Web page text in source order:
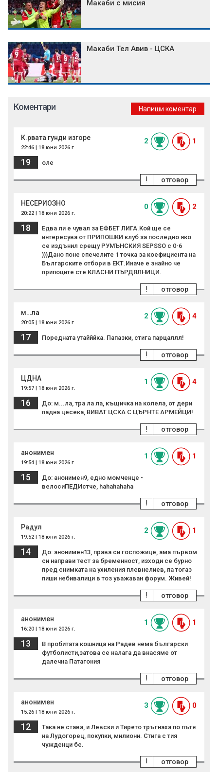
Макаби с мисия
Макаби Тел Авив - ЦСКА
Коментари Напиши коментар
К.рвата гунди изгоре
22:46 | 18 юни 2026 г.
2 1
19 оле
отговор
!
НЕСЕРИОЗНО
20:22 | 18 юни 2026 г.
0 2
18
Едва ли е чувал за ЕФБЕТ ЛИГА.Кой ще се
интересува от ПРИПОШКИ клуб за последно яко
се издънил срещу РУМЪНСКИЯ SEPSSO с 0-6
)))Дано поне спечелите 1 точка за коефициента на
Българските отбори в ЕКТ.Иначе е знайно че
припоците сте КЛАСНИ ПЪРДЯЛНИЦИ.
отговор
!
м…ла
20:05 | 18 юни 2026 г.
2 4
17 Поредната утайййка. Папазки, стига парцаллл!
отговор
!
ЦДНА
19:57 | 18 юни 2026 г.
1 4
16
До: м...ла, тра ла ла, къщичка на колела, от дери
падна цесека, ВИВАТ ЦСКА С ЦЪРНТЕ АРМЕЙЦИ!
отговор
!
анонимен
19:54 | 18 юни 2026 г.
1 1
15
До: анонимен9, едно момченце -
велосиПЕДИстче, hahahahaha
отговор
!
Радул
19:52 | 18 юни 2026 г.
2 1
14
До: анонимен13, права си госпожице, ама първом
си направи тест за бременност, изходи се бурно
пред снимката на ухиления плевнелиев, па тогаз
пиши небивалици в тоз уважаван форум. Живей!
отговор
!
анонимен
16:20 | 18 юни 2026 г.
1 1
13
В пробитата кошница на Радев нема български
футболисти,затова се налага да внасяме от
далечна Патагония
отговор
!
анонимен
15:26 | 18 юни 2026 г.
3 0
12
Така не става, и Левски и Тирето тръгнаха по пътя
на Лудогорец, покупки, милиони. Стига с тия
чужденци бе.
отговор
!